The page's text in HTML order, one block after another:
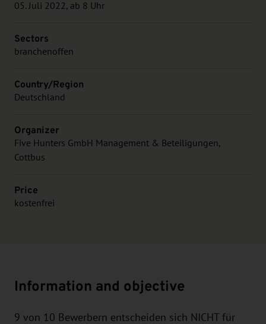
05. Juli 2022, ab 8 Uhr
Sectors
branchenoffen
Country/Region
Deutschland
Organizer
Five Hunters GmbH Management & Beteiligungen,
Cottbus
Price
kostenfrei
Information and objective
9 von 10 Bewerbern entscheiden sich NICHT für